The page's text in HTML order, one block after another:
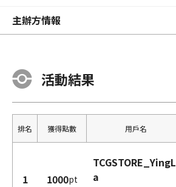
主辦方情報
活動結果
排名 獲得點數 用戶名
1 1000pt
TCGSTORE_YingL
a